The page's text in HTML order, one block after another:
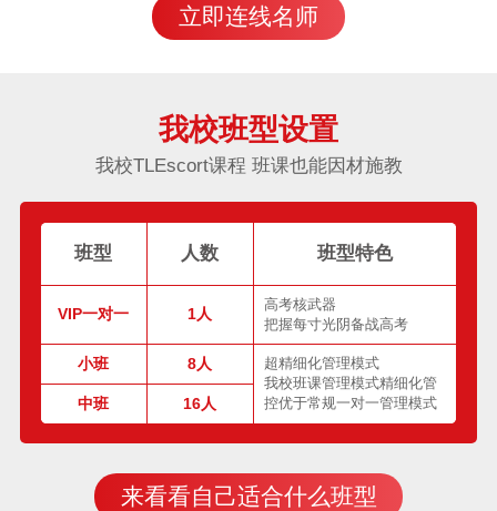
立即连线名师
我校班型设置
我校TLEscort课程 班课也能因材施教
班型 人数 班型特色
VIP一对一 1人
高考核武器
把握每寸光阴备战高考
小班 8人
超精细化管理模式
我校班课管理模式精细化管
控优于常规一对一管理模式
中班 16人
来看看自己适合什么班型